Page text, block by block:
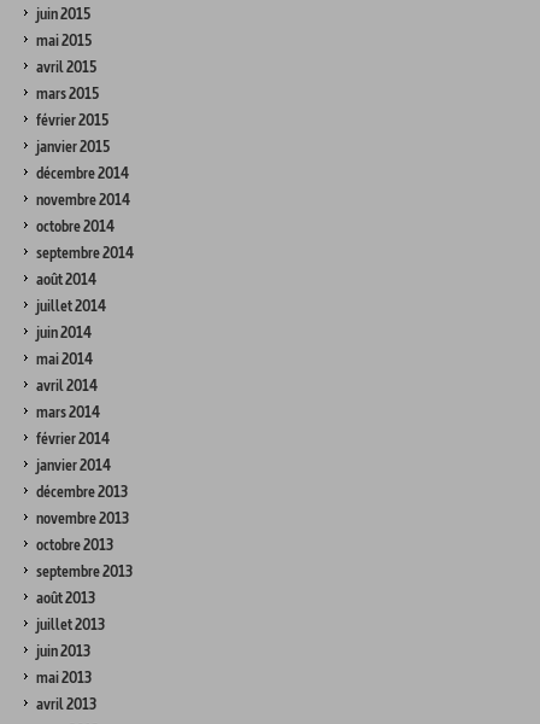
juin 2015
mai 2015
avril 2015
mars 2015
février 2015
janvier 2015
décembre 2014
novembre 2014
octobre 2014
septembre 2014
août 2014
juillet 2014
juin 2014
mai 2014
avril 2014
mars 2014
février 2014
janvier 2014
décembre 2013
novembre 2013
octobre 2013
septembre 2013
août 2013
juillet 2013
juin 2013
mai 2013
avril 2013